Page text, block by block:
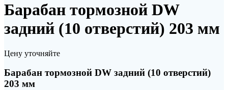
Барабан тормозной DW
задний (10 отверстий) 203 мм
Цену уточняйте
Барабан тормозной DW задний (10 отверстий)
203 мм